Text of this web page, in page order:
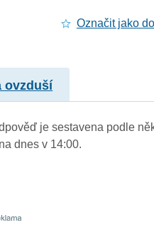
Označit jako
ovzduší
je sestavena podle
dnes v 14:00.